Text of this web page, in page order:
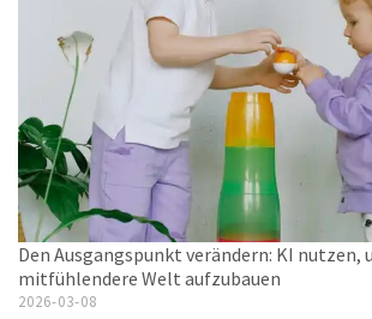
Den Ausgangspunkt verändern: KI nutzen,
mitfühlendere Welt aufzubauen
2026-03-08